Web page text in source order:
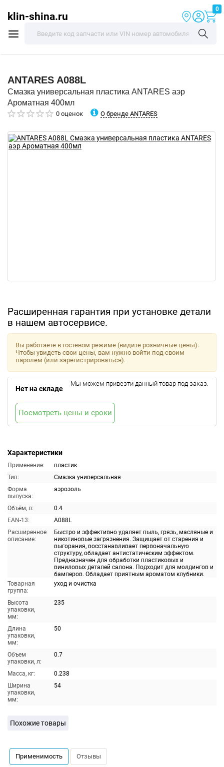
klin-shina.ru
0
ANTARES A088L
Смазка универсальная пластика ANTARES аэр
Ароматная 400мл
0 оценок О бренде ANTARES
Расширенная гарантия при установке детали
в нашем автосервисе.
Характеристики
Применение:
пластик
Тип:
Смазка универсальная
Форма
выпуска:
аэрозоль
Объём, л:
0.4
EAN-13:
A088L
Расширенное
описание:
Быстро и эффективно удаляет пыль, грязь, масляные и
никотиновые загрязнения. Защищает от старения и
выгорания, восстанавливает первоначальную
структуру, обладает антистатическим эффектом.
Предназначен для обработки пластиковых и
виниловых деталей салона. Подходит для молдингов и
бамперов. Обладает приятным ароматом клубники.
Товарная
группа:
уход и очистка
Высота
упаковки,
мм:
235
Длина
упаковки,
мм:
50
Объем
упаковки, л:
0.7
Масса, кг:
0.238
Ширина
упаковки,
мм:
54
Вы работаете в гостевом режиме (видите розничные цены).
Чтобы увидеть свои цены, вам нужно войти под своим
паролем (или зарегистрироваться).
Нет на складе
Мы можем привезти данный товар под заказ.
Посмотреть цены и сроки
Похожие товары
Применимость Отзывы